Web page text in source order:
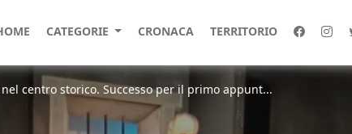
CATEGORIE CRONACA TERRITORIO
centro storico. Successo per il primo appunt...